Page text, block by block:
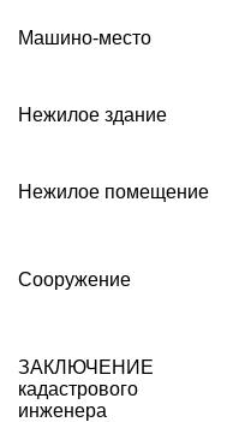
Машино-место
Нежилое здание
Нежилое помещение
Сооружение
ЗАКЛЮЧЕНИЕ
кадастрового
инженера